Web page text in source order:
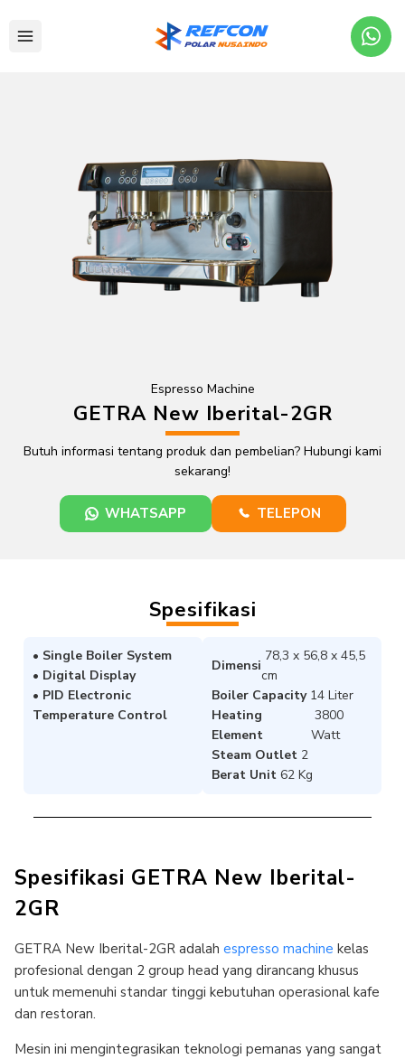
Espresso Machine
GETRA New Iberital-2GR
Butuh informasi tentang produk dan pembelian? Hubungi kami
sekarang!
WHATSAPP TELEPON
Spesifikasi
• Single Boiler System
• Digital Display
• PID Electronic
Temperature Control
Dimensi
78,3 x 56,8 x 45,5
cm
Boiler Capacity14 Liter
Heating
Element
3800
Watt
Steam Outlet 2
Berat Unit 62 Kg
Spesifikasi GETRA New Iberital-
2GR
GETRA New Iberital-2GR adalah espresso machine kelas
profesional dengan 2 group head yang dirancang khusus
untuk memenuhi standar tinggi kebutuhan operasional kafe
dan restoran.
Mesin ini mengintegrasikan teknologi pemanas yang sangat